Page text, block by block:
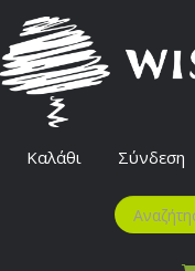
Καλάθι Σύνδεση